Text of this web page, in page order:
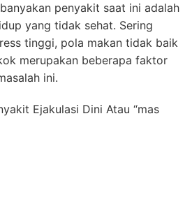
penyakit saat ini adalah
yang tidak sehat. Sering
tinggi, pola makan tidak baik
merupakan beberapa faktor
ini.
Ejakulasi Dini Atau “mas